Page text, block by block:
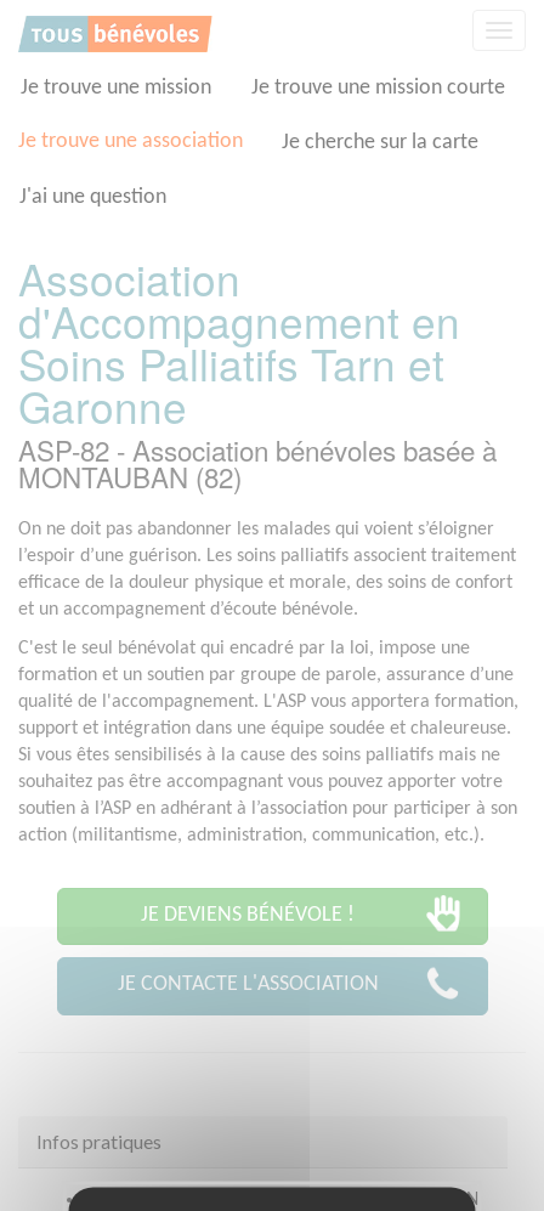
Je trouve une mission Je trouve une mission courte
Je trouve une association Je cherche sur la carte
J'ai une question
Association
d'Accompagnement en
Soins Palliatifs Tarn et
Garonne
ASP-82 - Association bénévoles basée à
MONTAUBAN (82)
On ne doit pas abandonner les malades qui voient s’éloigner
l’espoir d’une guérison. Les soins palliatifs associent traitement
efficace de la douleur physique et morale, des soins de confort
et un accompagnement d’écoute bénévole.
C'est le seul bénévolat qui encadré par la loi, impose une
formation et un soutien par groupe de parole, assurance d’une
qualité de l'accompagnement. L'ASP vous apportera formation,
support et intégration dans une équipe soudée et chaleureuse.
Si vous êtes sensibilisés à la cause des soins palliatifs mais ne
souhaitez pas être accompagnant vous pouvez apporter votre
soutien à l’ASP en adhérant à l’association pour participer à son
action (militantisme, administration, communication, etc.).
JE DEVIENS BÉNÉVOLE !
JE CONTACTE L'ASSOCIATION
Infos pratiques
68 Avenue Gambetta MONTAUBAN
Panneau de gestion des cookies